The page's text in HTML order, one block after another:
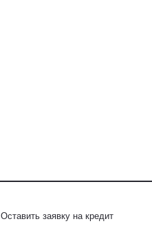
Оставить заявку на кредит